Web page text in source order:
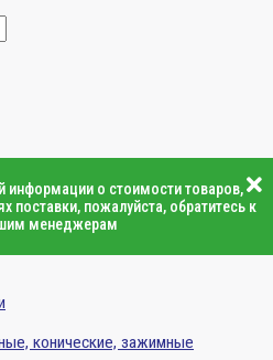
информации о стоимости товаров,
поставки, пожалуйста, обратитесь к
менеджерам
конические, зажимные